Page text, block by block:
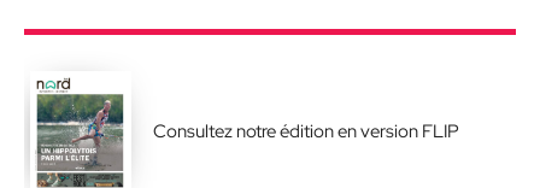
Consultez notre édition en version FLIP